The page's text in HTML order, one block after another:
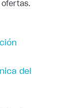
ofertas.
del